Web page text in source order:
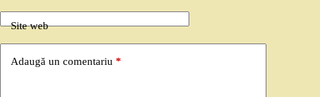
Site web
Adaugă un comentariu *